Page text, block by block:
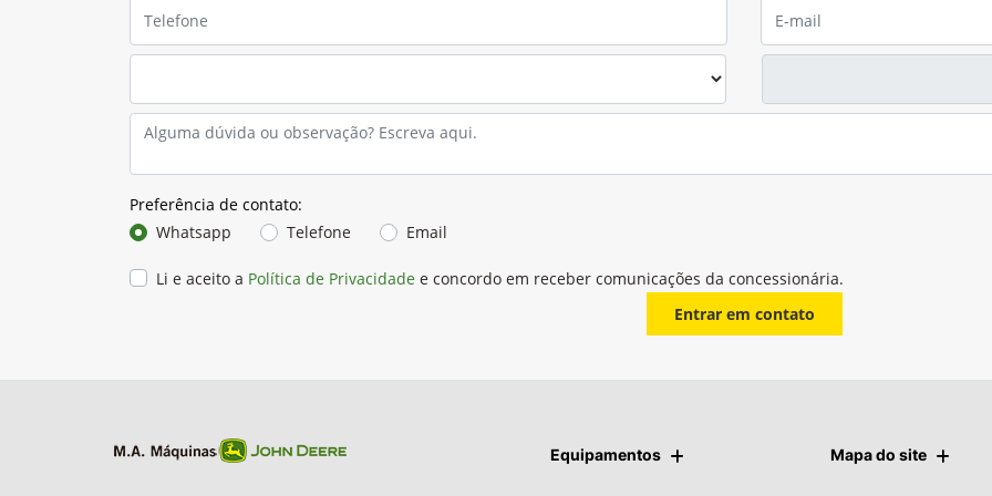
Preferência de contato:
Whatsapp
Telefone Email
Li e aceito a Política de Privacidade e concordo em receber comunicações da concessionária.
Entrar em contato
Equipamentos Mapa do site